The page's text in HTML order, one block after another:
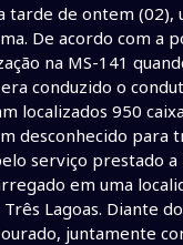
de ontem (02),
De acordo com a
na MS-141
conduzido o
localizados 950
desconhecido para
serviço prestado
em uma
Lagoas. Diante
juntamente